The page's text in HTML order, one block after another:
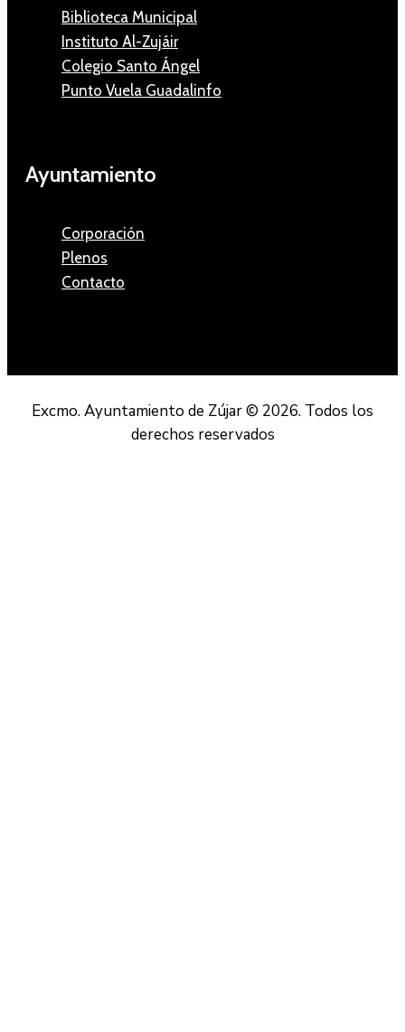
Biblioteca Municipal
Instituto Al-Zujáir
Colegio Santo Ángel
Punto Vuela Guadalinfo
Ayuntamiento
Corporación
Plenos
Contacto
Excmo. Ayuntamiento de Zújar © 2026. Todos los
derechos reservados